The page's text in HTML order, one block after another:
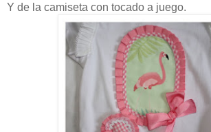
Y de la camiseta con tocado a juego.